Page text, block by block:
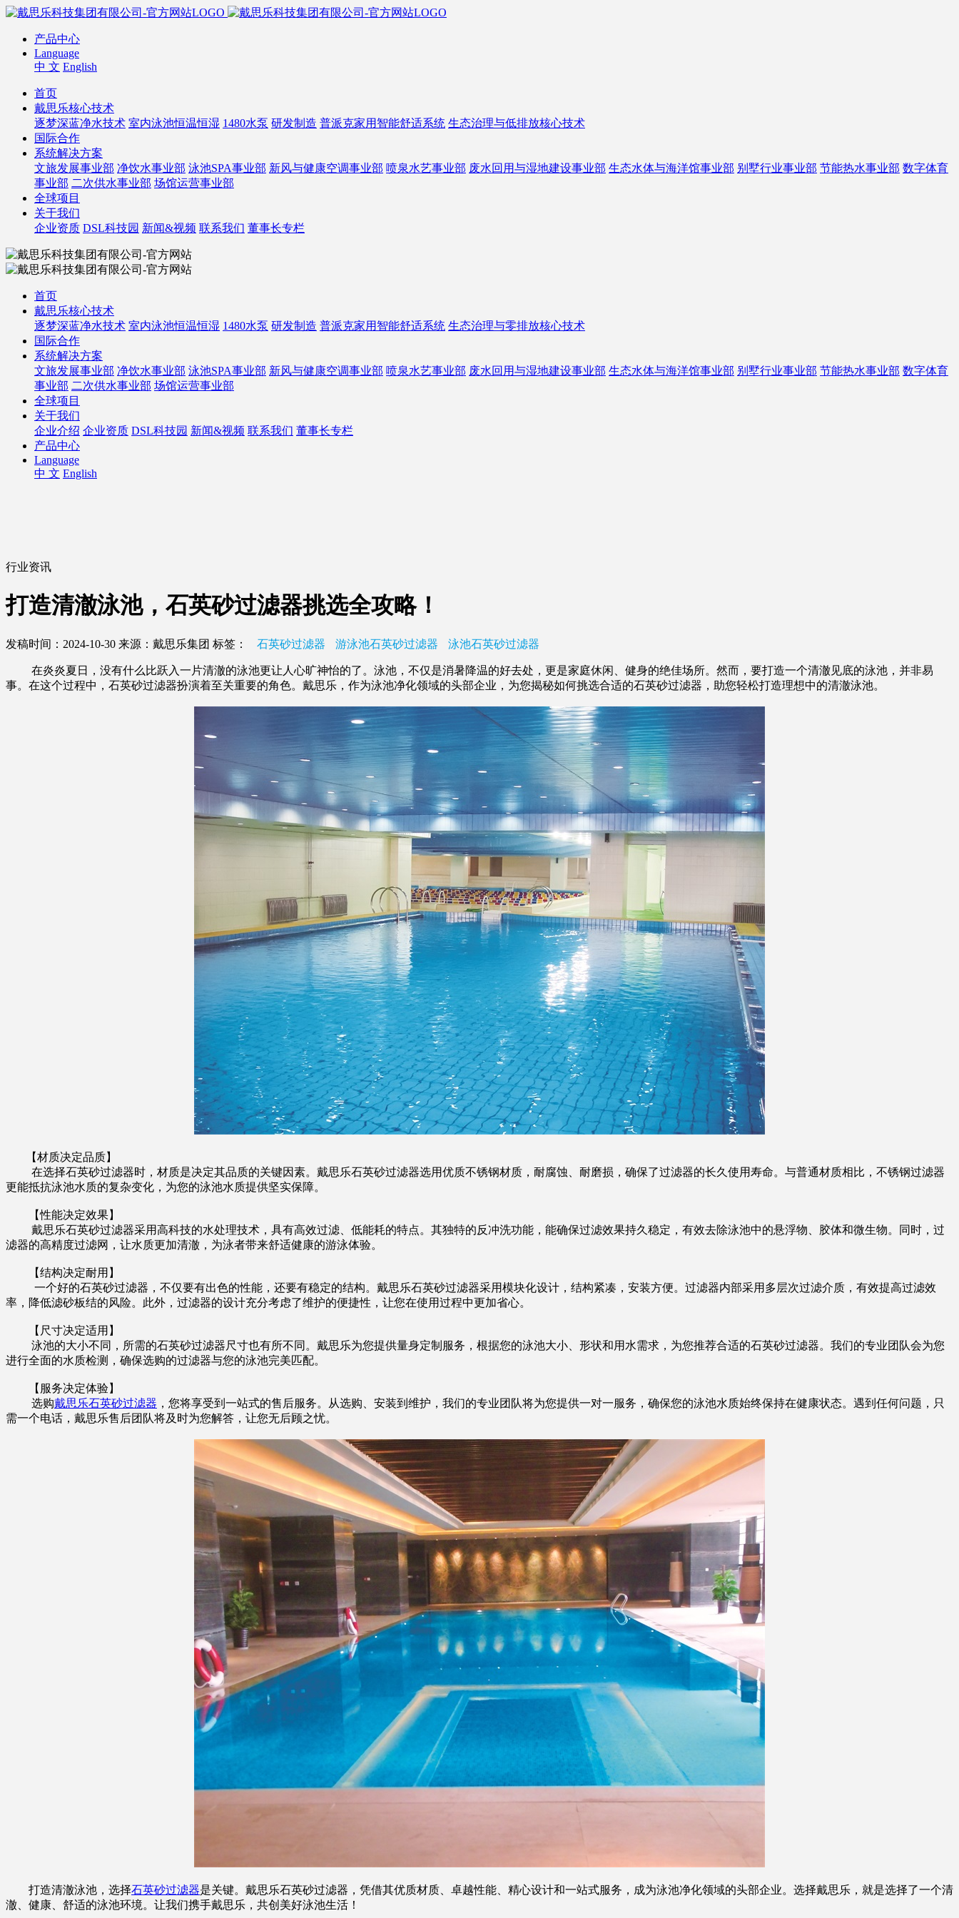
产品中心
Language
中 文 English
首页
戴思乐核心技术
逐梦深蓝净水技术 室内泳池恒温恒湿 1480水泵 研发制造 普派克家用智能舒适系统 生态治理与低排放核心技术
国际合作
系统解决方案
文旅发展事业部 净饮水事业部 泳池SPA事业部 新风与健康空调事业部 喷泉水艺事业部 废水回用与湿地建设事业部 生态水体与海洋馆事业部 别墅行业事业部 节能热水事业部 数字体育
事业部 二次供水事业部 场馆运营事业部
全球项目
关于我们
企业资质 DSL科技园 新闻&视频 联系我们 董事长专栏
首页
戴思乐核心技术
逐梦深蓝净水技术 室内泳池恒温恒湿 1480水泵 研发制造 普派克家用智能舒适系统 生态治理与零排放核心技术
国际合作
系统解决方案
文旅发展事业部 净饮水事业部 泳池SPA事业部 新风与健康空调事业部 喷泉水艺事业部 废水回用与湿地建设事业部 生态水体与海洋馆事业部 别墅行业事业部 节能热水事业部 数字体育
事业部 二次供水事业部 场馆运营事业部
全球项目
关于我们
企业介绍 企业资质 DSL科技园 新闻&视频 联系我们 董事长专栏
产品中心
Language
中 文 English
行业资讯
打造清澈泳池，石英砂过滤器挑选全攻略！
发稿时间：2024-10-30 来源：戴思乐集团 标签： 石英砂过滤器 游泳池石英砂过滤器 泳池石英砂过滤器
在炎炎夏日，没有什么比跃入一片清澈的泳池更让人心旷神怡的了。泳池，不仅是消暑降温的好去处，更是家庭休闲、健身的绝佳场所。然而，要打造一个清澈见底的泳池，并非易
事。在这个过程中，石英砂过滤器扮演着至关重要的角色。戴思乐，作为泳池净化领域的头部企业，为您揭秘如何挑选合适的石英砂过滤器，助您轻松打造理想中的清澈泳池。
【材质决定品质】
在选择石英砂过滤器时，材质是决定其品质的关键因素。戴思乐石英砂过滤器选用优质不锈钢材质，耐腐蚀、耐磨损，确保了过滤器的长久使用寿命。与普通材质相比，不锈钢过滤器
更能抵抗泳池水质的复杂变化，为您的泳池水质提供坚实保障。
【性能决定效果】
戴思乐石英砂过滤器采用高科技的水处理技术，具有高效过滤、低能耗的特点。其独特的反冲洗功能，能确保过滤效果持久稳定，有效去除泳池中的悬浮物、胶体和微生物。同时，过
滤器的高精度过滤网，让水质更加清澈，为泳者带来舒适健康的游泳体验。
【结构决定耐用】
一个好的石英砂过滤器，不仅要有出色的性能，还要有稳定的结构。戴思乐石英砂过滤器采用模块化设计，结构紧凑，安装方便。过滤器内部采用多层次过滤介质，有效提高过滤效
率，降低滤砂板结的风险。此外，过滤器的设计充分考虑了维护的便捷性，让您在使用过程中更加省心。
【尺寸决定适用】
泳池的大小不同，所需的石英砂过滤器尺寸也有所不同。戴思乐为您提供量身定制服务，根据您的泳池大小、形状和用水需求，为您推荐合适的石英砂过滤器。我们的专业团队会为您
进行全面的水质检测，确保选购的过滤器与您的泳池完美匹配。
【服务决定体验】
选购戴思乐石英砂过滤器 ，您将享受到一站式的售后服务。从选购、安装到维护，我们的专业团队将为您提供一对一服务，确保您的泳池水质始终保持在健康状态。遇到任何问题，只
需一个电话，戴思乐售后团队将及时为您解答，让您无后顾之忧。
打造清澈泳池，选择石英砂过滤器是关键。戴思乐石英砂过滤器，凭借其优质材质、卓越性能、精心设计和一站式服务，成为泳池净化领域的头部企业。选择戴思乐，就是选择了一个清
澈、健康、舒适的泳池环境。让我们携手戴思乐，共创美好泳池生活！